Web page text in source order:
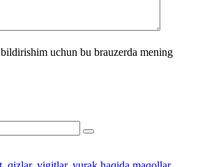
uchun bu brauzerda mening